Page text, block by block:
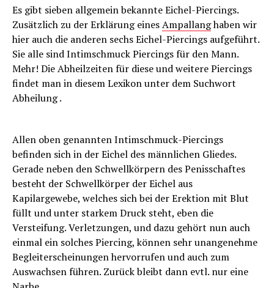
Es gibt sieben allgemein bekannte Eichel-Piercings.
Zusätzlich zu der Erklärung einesAmpallanghaben wir
hier auch die anderen sechs Eichel-Piercings aufgeführt.
Sie alle sind Intimschmuck Piercings für den Mann.
Mehr! Die Abheilzeiten für diese und weitere Piercings
findet man in diesem Lexikon unter dem Suchwort
Abheilung .
Allen oben genannten Intimschmuck-Piercings
befinden sich in der Eichel des männlichen Gliedes.
Gerade neben den Schwellkörpern des Penisschaftes
besteht der Schwellkörper der Eichel aus
Kapilargewebe, welches sich bei der Erektion mit Blut
füllt und unter starkem Druck steht, eben die
Versteifung. Verletzungen, und dazu gehört nun auch
einmal ein solches Piercing, können sehr unangenehme
Begleiterscheinungen hervorrufen und auch zum
Auswachsen führen. Zurück bleibt dann evtl. nur eine